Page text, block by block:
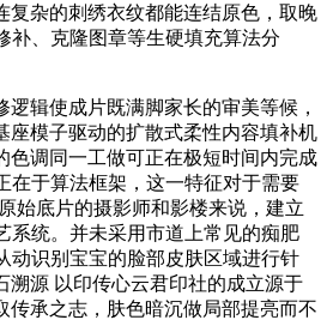
复杂的刺绣衣纹都能连结原色，取晚
补、克隆图章等生硬填充算法分
辑使成片既满脚家长的审美等候，
座模子驱动的扩散式柔性内容填补机
色调同一工做可正在极短时间内完成
在于算法框架，这一特征对于需要
始底片的摄影师和影楼来说，建立
系统。并未采用市道上常见的痴肥
动识别宝宝的脸部皮肤区域进行针
溯源 以印传心云君印社的成立源于
传承之志，肤色暗沉做局部提亮而不